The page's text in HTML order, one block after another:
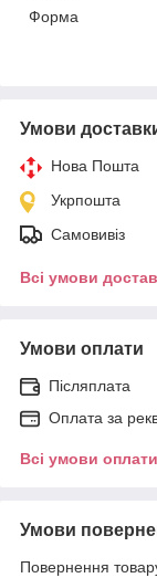
Форма
Умови
Нова Пошта
Укрпошта
Самовивіз
Всі умови
Умови оплати
Післяплата
Оплата за
Всі умови оплати
Умови
Повернення